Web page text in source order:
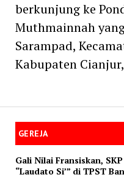
GEREJA
Gali Nilai Fransiskan,
“Laudato Si’” di TPST
berkunjung ke
Muthmainnah
Sarampad,
Kabupaten